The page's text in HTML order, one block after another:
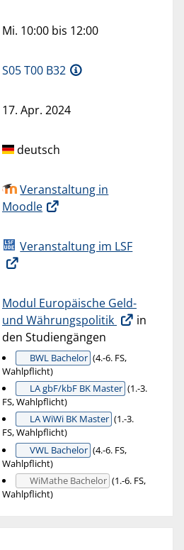
Mi. 10:00 bis 12:00
S05 T00 B32
17. Apr. 2024
deutsch
Veranstaltung in
Moodle
Veranstaltung im LSF
Modul Europäische Geld-
und Währungspolitik
in
den Studiengängen
BWL Bachelor (4.-6. FS,
Wahlpflicht)
LA gbF/kbF BK Master (1.-3.
FS, Wahlpflicht)
LA WiWi BK Master (1.-3.
FS, Wahlpflicht)
VWL Bachelor (4.-6. FS,
Wahlpflicht)
WiMathe Bachelor (1.-6. FS,
Wahlpflicht)